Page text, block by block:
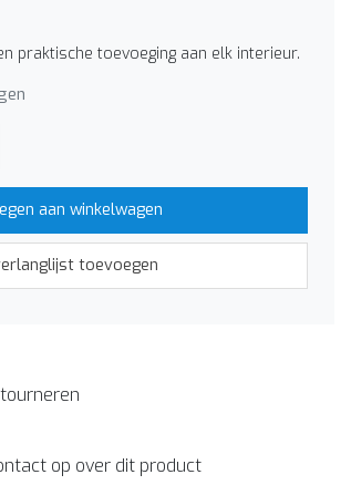
praktische toevoeging aan elk interieur.
aan winkelwagen
toevoegen
op over dit product